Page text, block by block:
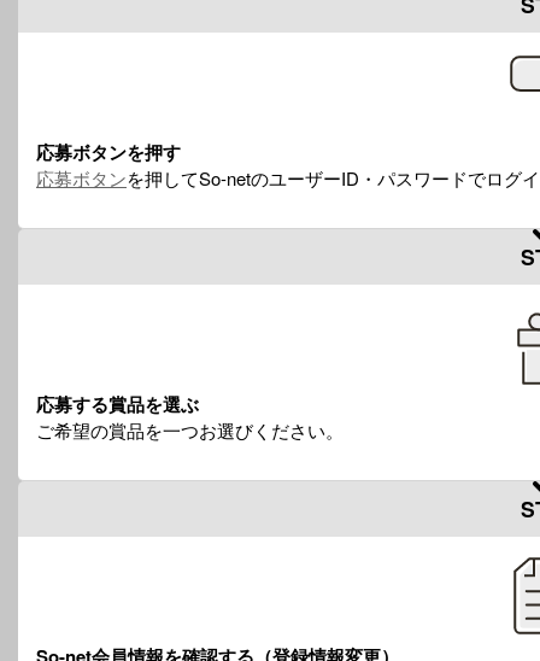
応募ボタンを押す
応募ボタンを押してSo-netのユーザーID・パスワードでログ
応募する賞品を選ぶ
ご希望の賞品を一つお選びください。